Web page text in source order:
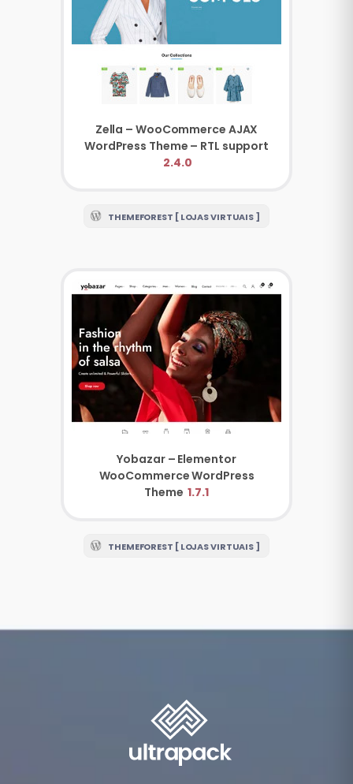
Zella – WooCommerce AJAX
2.4.0
THEMEFOREST [ LOJAS VIRTUAIS ]
Yobazar – Elementor
WooCommerce WordPress
Theme 1.7.1
THEMEFOREST [ LOJAS VIRTUAIS ]